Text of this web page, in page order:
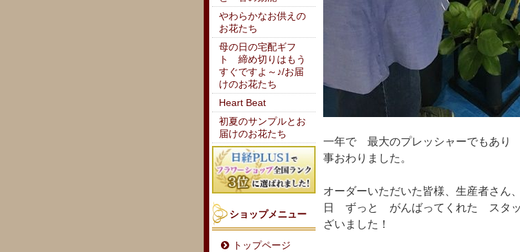
一年で 最大のプレッシャーでもあ
事おわりました。
オーダーいただいた皆様、生産者さ
日 ずっと がんばってくれた スタ
ざいました！
やわらかなお供えの
お花たち
母の日の宅配ギフ
ト 締め切りはもう
すぐですよ～♪/お届
けのお花たち
Heart Beat
初夏のサンプルとお
届けのお花たち
ショップメニュー
トップページ